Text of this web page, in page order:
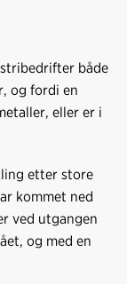
både
og fordi en
eller er i
etter store
kommet ned
ved utgangen
og med en